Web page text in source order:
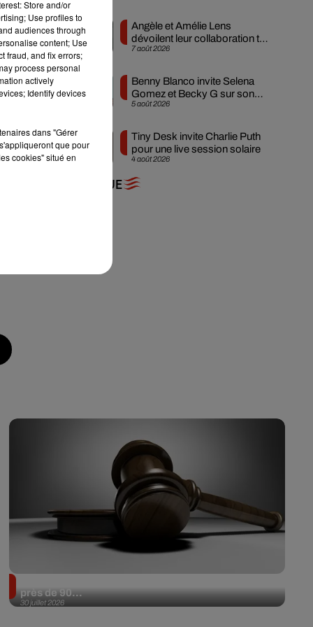
7 août 2026
Angèle et Amélie Lens
dévoilent leur collaboration tant
attendue
5 août 2026
Benny Blanco invite Selena
Gomez et Becky G sur son
nouveau single
4 août 2026
Tiny Desk invite Charlie Puth
pour une live session solaire
+ DE MUSIQUE
30 juillet 2026
près de 90...
Store and/or
Use profiles to
audiences through
content; Use
fraud, and fix errors;
process personal
actively
Identify devices
dans "Gérer
que pour
cookies" situé en